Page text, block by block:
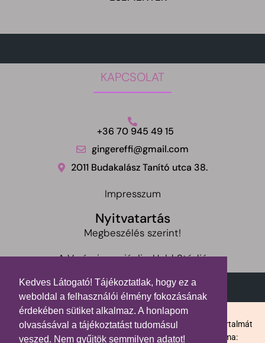
KAPCSOLAT
+36 70 945 49 15
gingereffi@gmail.com
2011 Budakalász Tanító utca 38.
Impresszum
Nyitvatartás
Megbeszélés szerint!
A Varázsinga ajánlja: Hold Stúdió
Balogh Effi Gyömbér
2026 | Varázsinga.hu / A honlap tartalmát
másolni tilos! / Felnőttképző nyilvántartásba vételi száma:
Kedves Látogató! Tájékoztatlak, hogy ez a
weboldal a felhasználói élmény fokozásának
érdekében sütiket alkalmaz. A honlapom
olvasásával a tájékoztatást tudomásul
veszed. Nem gyűjtök semmilyen adatot!